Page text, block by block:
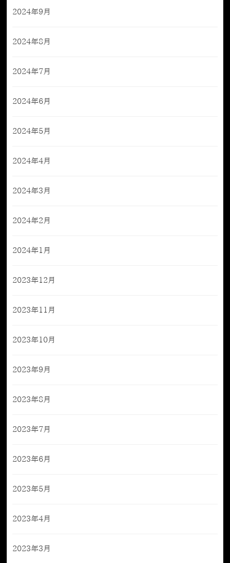
2024年9月
2024年8月
2024年7月
2024年6月
2024年5月
2024年4月
2024年3月
2024年2月
2024年1月
2023年12月
2023年11月
2023年10月
2023年9月
2023年8月
2023年7月
2023年6月
2023年5月
2023年4月
2023年3月